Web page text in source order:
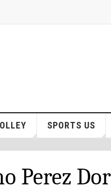
SPORTS US
Perez